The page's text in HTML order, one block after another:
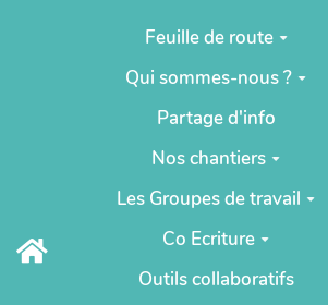
Aller au contenu principal
Feuille de route
Qui sommes-nous ?
Partage d'info
Nos chantiers
Les Groupes de travail
Co Ecriture
Outils collaboratifs